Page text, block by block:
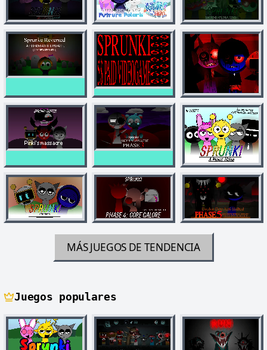
MÁS JUEGOS DE TENDENCIA
Juegos populares